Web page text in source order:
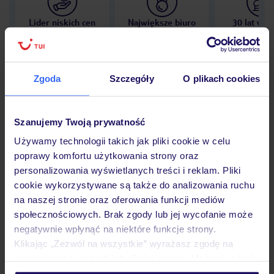
Zgoda Szczegóły O plikach cookies
Szanujemy Twoją prywatność
Używamy technologii takich jak pliki cookie w celu
poprawy komfortu użytkowania strony oraz
personalizowania wyświetlanych treści i reklam. Pliki
cookie wykorzystywane są także do analizowania ruchu
na naszej stronie oraz oferowania funkcji mediów
społecznościowych. Brak zgody lub jej wycofanie może
negatywnie wpłynąć na niektóre funkcje strony.
Klikając „Zezwól na wszystkie” wyrażasz zgodę na
Lider niskich cen
Największe biuro
30 lat w
Opinie
Pokoje
Wyżywienie